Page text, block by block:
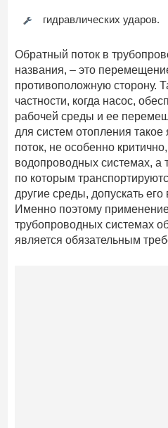
гидравлических ударов.
Обратный поток в
названия, – это
противоположную сторону.
частности, когда насос,
рабочей среды и ее
для систем отопления
поток, не особенно
водопроводных системах, а
по которым
другие среды, допускать
Именно поэтому
трубопроводных системах
является обязательным